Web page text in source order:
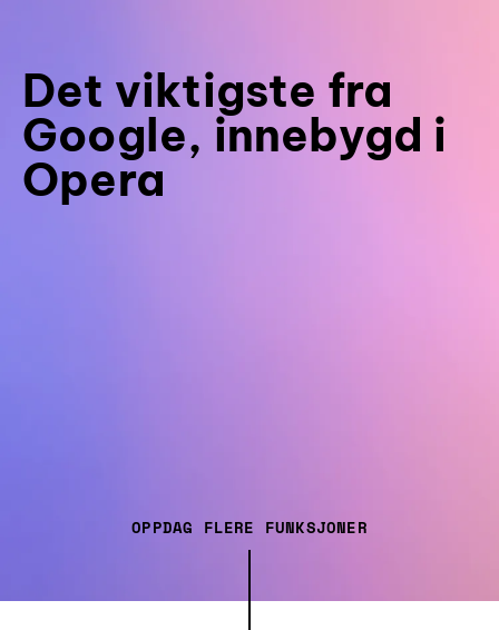
Det viktigste fra
Google, innebygd i
Opera
OPPDAG FLERE FUNKSJONER